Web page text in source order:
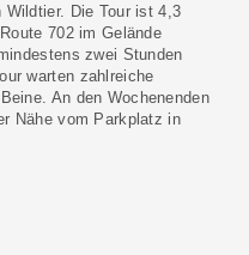
Wildtier. Die Tour ist 4,3
702 im Gelände
zwei Stunden
warten zahlreiche
An den Wochenenden
Nähe vom Parkplatz in